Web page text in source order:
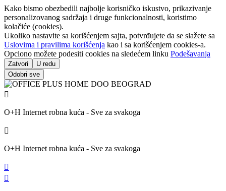
Kako bismo obezbedili najbolje korisničko iskustvo, prikazivanje
personalizovanog sadržaja i druge funkcionalnosti, koristimo
kolačiće (cookies).
Ukoliko nastavite sa korišćenjem sajta, potvrđujete da se slažete sa
Uslovima i pravilima korišćenja kao i sa korišćenjem cookies-a.
Opciono možete podesiti cookies na sledećem linku Podešavanja
Zatvori
U redu
Odobri sve

O+H Internet robna kuća - Sve za svakoga

O+H Internet robna kuća - Sve za svakoga

